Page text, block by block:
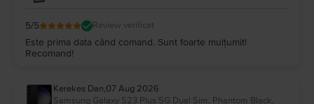
5/5 Review verificat
Este prima data când comand. Sunt foarte mulțumit!
Recomand!
Kerekes Dan,07 Aug 2026
Samsung Galaxy S23 Plus 5G Dual Sim, Phantom Black,